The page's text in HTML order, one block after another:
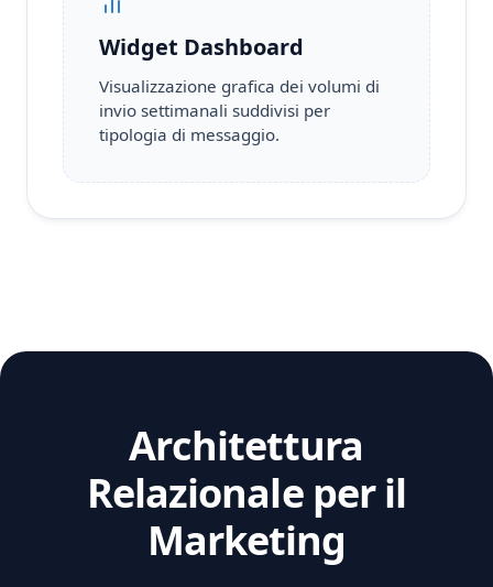
Widget Dashboard
Visualizzazione grafica dei volumi di
invio settimanali suddivisi per
tipologia di messaggio.
Architettura
Relazionale per il
Marketing